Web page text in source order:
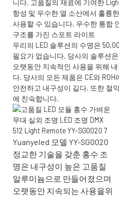
니다. 고품질의 재료에 기여한
항성 및 우수한 열 소산에서 훌륭
사용할 수 있습니다. 우수한 통합
구조를 가진 스포트 라이트
우리의 LED 솔루션의 수명은
필요가 없습니다. 당사의 솔루션
오랫동안 지속적인 사용을 위해
다. 당사의 모든 제품은 CE와
안전하고 내구성이 길다. 또한 절
에 친숙합니다.
Yuanyeled 모델 YY-SG0020
정교한 기술을 갖춘 홍수 조
명은 내구성이 높은 고품질
알루미늄으로 만들어졌으며
오랫동안 지속되는 사용을위